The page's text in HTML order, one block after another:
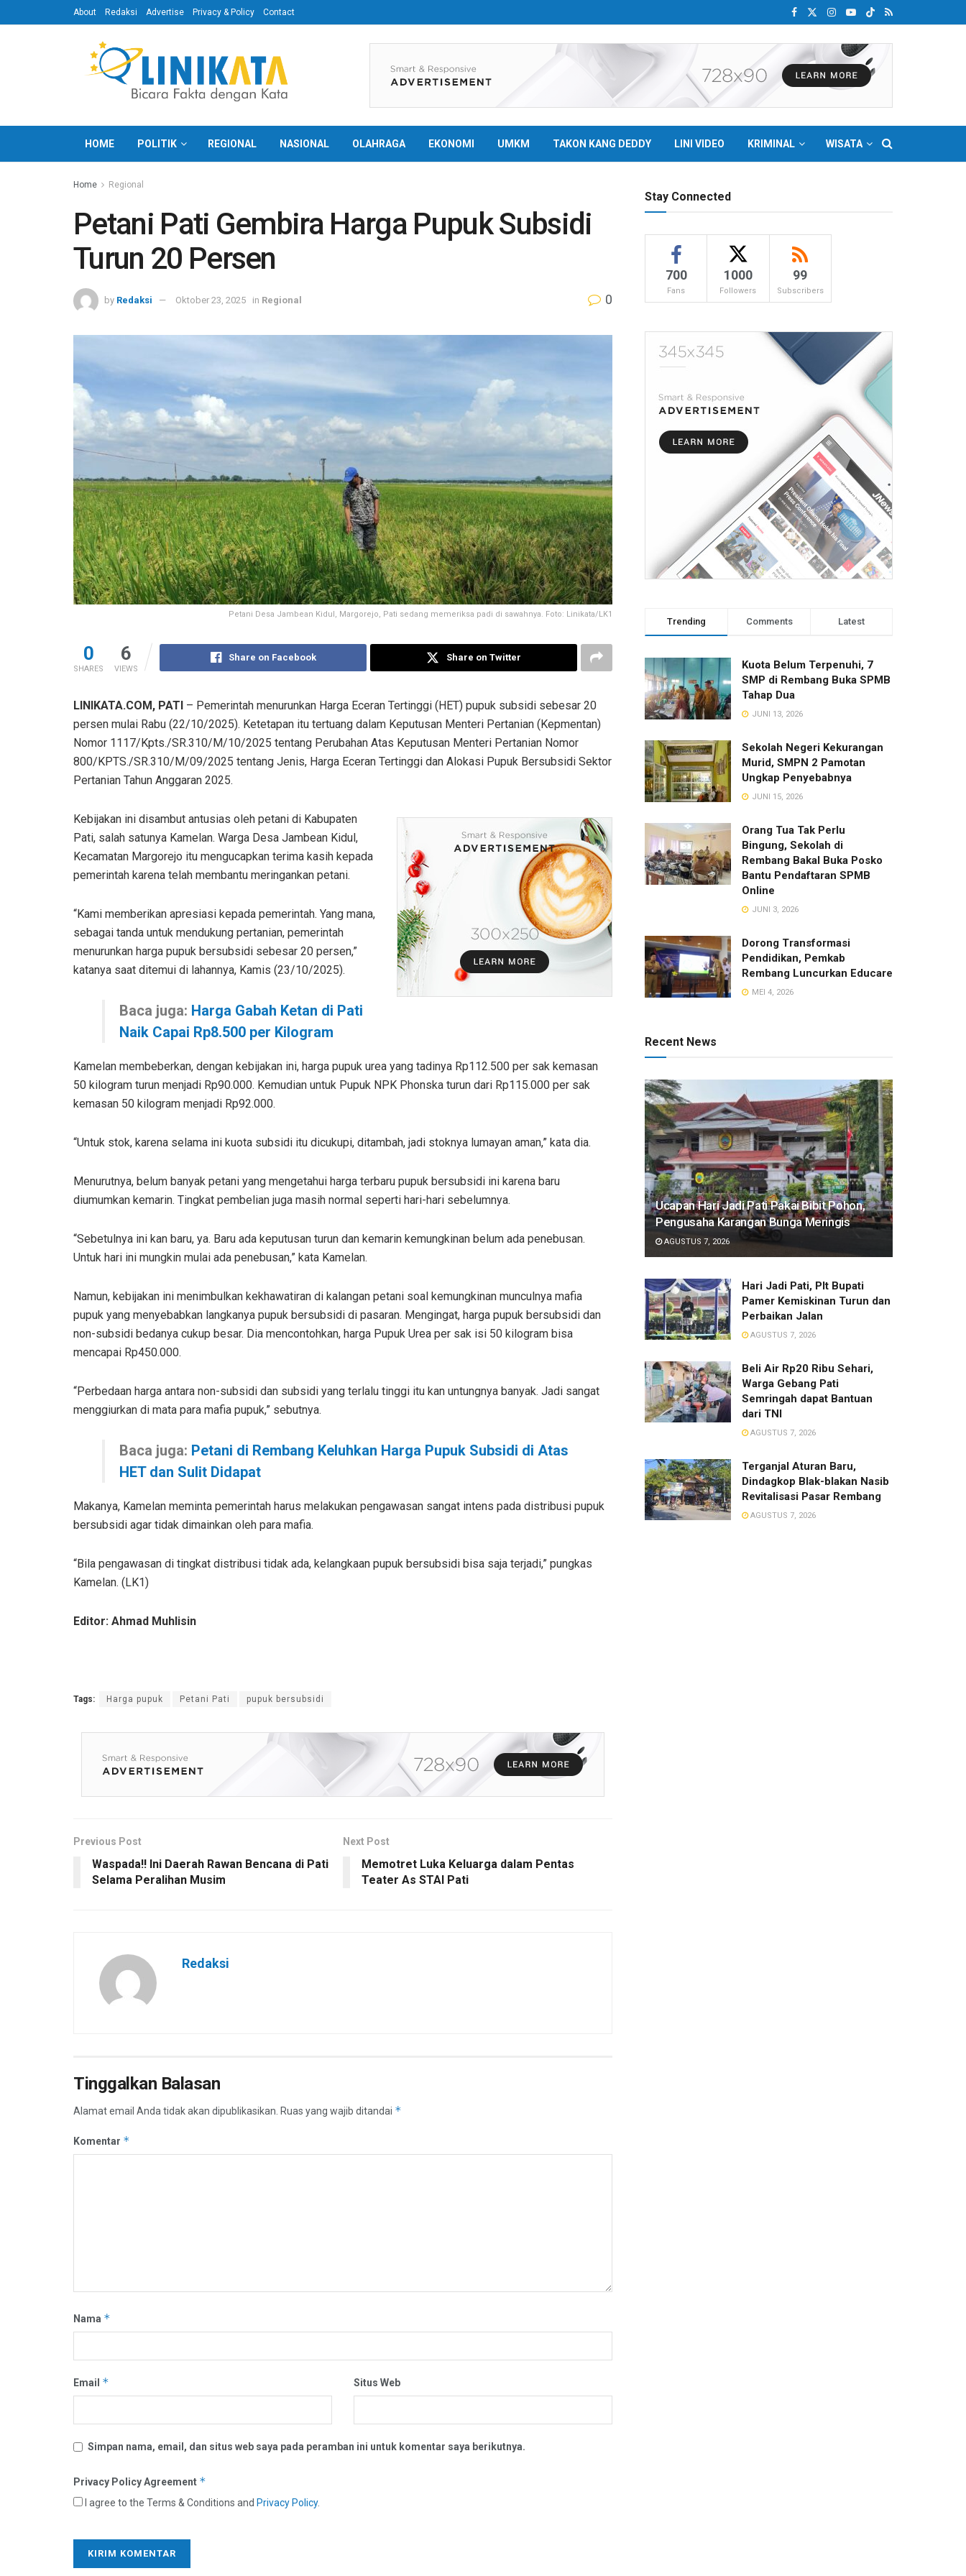
About Redaksi Advertise Privacy & Policy Contact
HOME POLITIK REGIONAL NASIONAL OLAHRAGA EKONOMI UMKM TAKON KANG DEDDY LINI VIDEO KRIMINAL WISATA
Home Regional
Petani Pati Gembira Harga Pupuk Subsidi
Turun 20 Persen
by Redaksi Oktober 23, 2025 in Regional 0
Petani Desa Jambean Kidul, Margorejo, Pati sedang memeriksa padi di sawahnya. Foto: Linikata/LK1
0
SHARES
6
VIEWS
Share on Facebook Share on Twitter
LINIKATA.COM, PATI – Pemerintah menurunkan Harga Eceran Tertinggi (HET) pupuk subsidi sebesar 20
persen mulai Rabu (22/10/2025). Ketetapan itu tertuang dalam Keputusan Menteri Pertanian (Kepmentan)
Nomor 1117/Kpts./SR.310/M/10/2025 tentang Perubahan Atas Keputusan Menteri Pertanian Nomor
800/KPTS./SR.310/M/09/2025 tentang Jenis, Harga Eceran Tertinggi dan Alokasi Pupuk Bersubsidi Sektor
Pertanian Tahun Anggaran 2025.
Kebijakan ini disambut antusias oleh petani di Kabupaten
Pati, salah satunya Kamelan. Warga Desa Jambean Kidul,
Kecamatan Margorejo itu mengucapkan terima kasih kepada
pemerintah karena telah membantu meringankan petani.
“Kami memberikan apresiasi kepada pemerintah. Yang mana,
sebagai tanda untuk mendukung pertanian, pemerintah
menurunkan harga pupuk bersubsidi sebesar 20 persen,”
katanya saat ditemui di lahannya, Kamis (23/10/2025).
Baca juga: Harga Gabah Ketan di Pati
Naik Capai Rp8.500 per Kilogram
Kamelan membeberkan, dengan kebijakan ini, harga pupuk urea yang tadinya Rp112.500 per sak kemasan
50 kilogram turun menjadi Rp90.000. Kemudian untuk Pupuk NPK Phonska turun dari Rp115.000 per sak
kemasan 50 kilogram menjadi Rp92.000.
“Untuk stok, karena selama ini kuota subsidi itu dicukupi, ditambah, jadi stoknya lumayan aman,” kata dia.
Menurutnya, belum banyak petani yang mengetahui harga terbaru pupuk bersubsidi ini karena baru
diumumkan kemarin. Tingkat pembelian juga masih normal seperti hari-hari sebelumnya.
“Sebetulnya ini kan baru, ya. Baru ada keputusan turun dan kemarin kemungkinan belum ada penebusan.
Untuk hari ini mungkin mulai ada penebusan,” kata Kamelan.
Namun, kebijakan ini menimbulkan kekhawatiran di kalangan petani soal kemungkinan munculnya mafia
pupuk yang menyebabkan langkanya pupuk bersubsidi di pasaran. Mengingat, harga pupuk bersubsidi dan
non-subsidi bedanya cukup besar. Dia mencontohkan, harga Pupuk Urea per sak isi 50 kilogram bisa
mencapai Rp450.000.
“Perbedaan harga antara non-subsidi dan subsidi yang terlalu tinggi itu kan untungnya banyak. Jadi sangat
menggiurkan di mata para mafia pupuk,” sebutnya.
Baca juga: Petani di Rembang Keluhkan Harga Pupuk Subsidi di Atas
HET dan Sulit Didapat
Makanya, Kamelan meminta pemerintah harus melakukan pengawasan sangat intens pada distribusi pupuk
bersubsidi agar tidak dimainkan oleh para mafia.
“Bila pengawasan di tingkat distribusi tidak ada, kelangkaan pupuk bersubsidi bisa saja terjadi,” pungkas
Kamelan. (LK1)
Editor: Ahmad Muhlisin
Tags: Harga pupuk Petani Pati pupuk bersubsidi
Previous Post
Waspada!! Ini Daerah Rawan Bencana di Pati
Selama Peralihan Musim
Next Post
Memotret Luka Keluarga dalam Pentas
Teater As STAI Pati
Redaksi
Tinggalkan Balasan
Alamat email Anda tidak akan dipublikasikan. Ruas yang wajib ditandai *
Komentar *
Nama *
Email * Situs Web
Simpan nama, email, dan situs web saya pada peramban ini untuk komentar saya berikutnya.
Privacy Policy Agreement *
I agree to the Terms & Conditions and Privacy Policy.
Stay Connected
700
Fans
1000
Followers
99
Subscribers
Trending Comments Latest
Kuota Belum Terpenuhi, 7
SMP di Rembang Buka SPMB
Tahap Dua
JUNI 13, 2026
Sekolah Negeri Kekurangan
Murid, SMPN 2 Pamotan
Ungkap Penyebabnya
JUNI 15, 2026
Orang Tua Tak Perlu
Bingung, Sekolah di
Rembang Bakal Buka Posko
Bantu Pendaftaran SPMB
Online
JUNI 3, 2026
Dorong Transformasi
Pendidikan, Pemkab
Rembang Luncurkan Educare
MEI 4, 2026
Recent News
​Ucapan Hari Jadi Pati Pakai Bibit Pohon,
Pengusaha Karangan Bunga Meringis
AGUSTUS 7, 2026
​Hari Jadi Pati, Plt Bupati
Pamer Kemiskinan Turun dan
Perbaikan Jalan
AGUSTUS 7, 2026
Beli Air Rp20 Ribu Sehari,
Warga Gebang Pati
Semringah dapat Bantuan
dari TNI
AGUSTUS 7, 2026
Terganjal Aturan Baru,
Dindagkop Blak-blakan Nasib
Revitalisasi Pasar Rembang
AGUSTUS 7, 2026